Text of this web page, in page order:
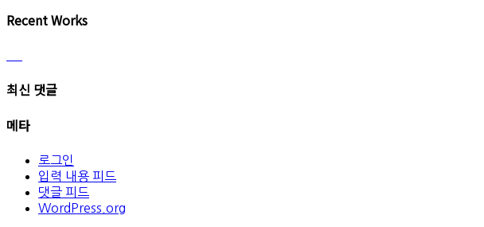
Recent Works
최신 댓글
메타
로그인
입력 내용 피드
댓글 피드
WordPress.org